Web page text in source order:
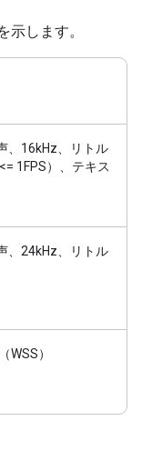
示します。
、16kHz、リトル
1FPS）、テキス
、24kHz、リトル
WSS）